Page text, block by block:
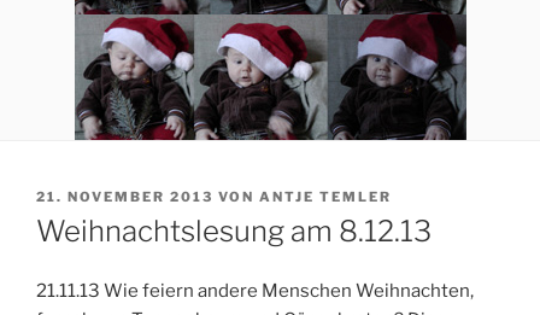
VERÖFFENTLICHT
AM
21. NOVEMBER 2013 VON ANTJE TEMLER
Weihnachtslesung am 8.12.13
21.11.13 Wie feiern andere Menschen Weihnachten,